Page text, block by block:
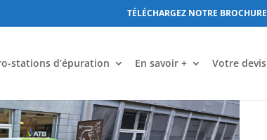
TÉLÉCHARGEZ NOTRE BROCHURE
stations d’épuration En savoir + Votre devis